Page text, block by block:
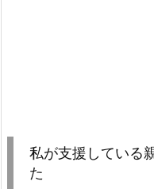
私が支援している
た